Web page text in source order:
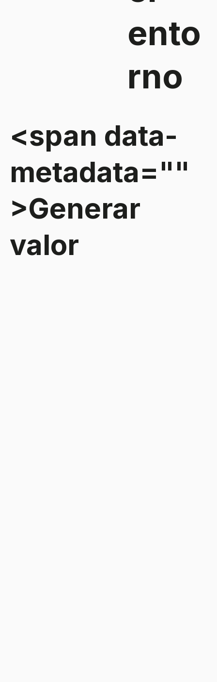
ento
rno
<span data-
metadata=""
>Generar
valor